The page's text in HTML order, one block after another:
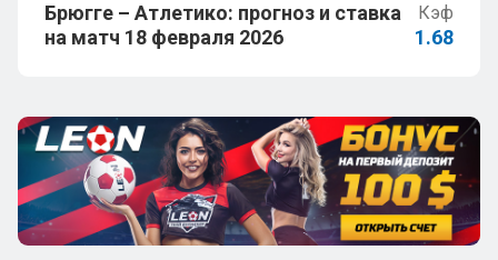
Брюгге – Атлетико: прогноз и ставка
на матч 18 февраля 2026
Кэф
1.68